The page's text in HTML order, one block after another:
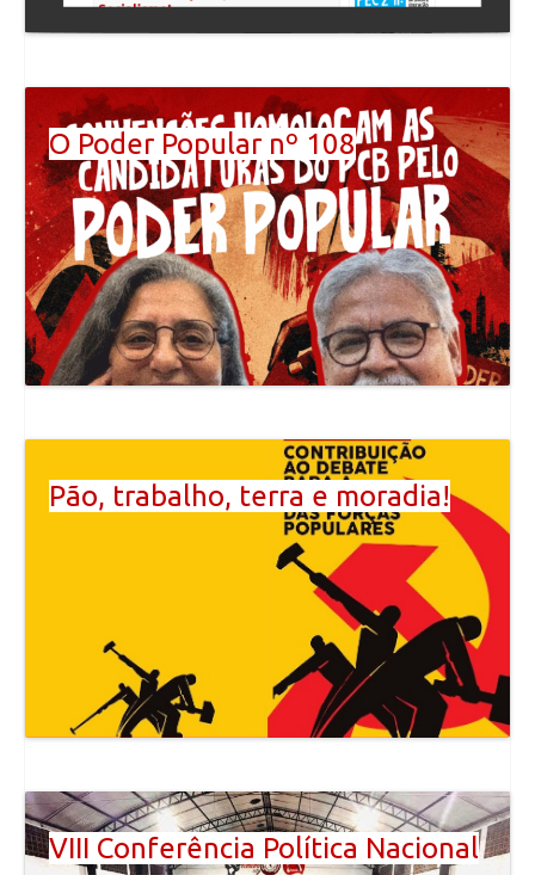
O Poder Popular nº 108
Pão, trabalho, terra e moradia!
VIII Conferência Política Nacional